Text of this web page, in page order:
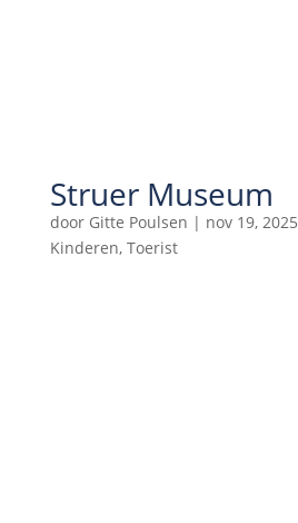
Struer Museum
door Gitte Poulsen | nov 19, 2025
Kinderen, Toerist